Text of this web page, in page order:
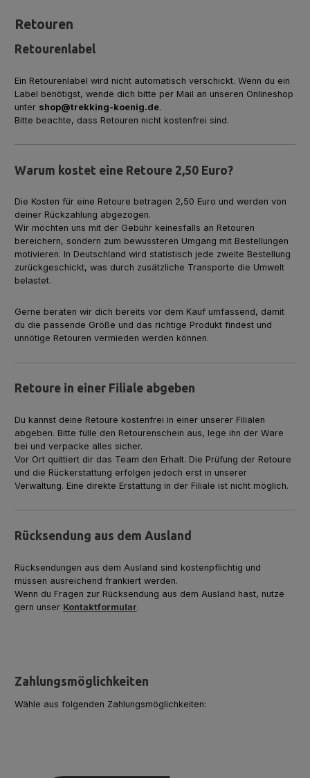
Retouren
Retourenlabel
Ein Retourenlabel wird nicht automatisch verschickt. Wenn du ein
Label benötigst, wende dich bitte per Mail an unseren Onlineshop
unter shop@trekking-koenig.de.
Bitte beachte, dass Retouren nicht kostenfrei sind.
Warum kostet eine Retoure 2,50 Euro?
Die Kosten für eine Retoure betragen 2,50 Euro und werden von
deiner Rückzahlung abgezogen.
Wir möchten uns mit der Gebühr keinesfalls an Retouren
bereichern, sondern zum bewussteren Umgang mit Bestellungen
motivieren. In Deutschland wird statistisch jede zweite Bestellung
zurückgeschickt, was durch zusätzliche Transporte die Umwelt
belastet.
Gerne beraten wir dich bereits vor dem Kauf umfassend, damit
du die passende Größe und das richtige Produkt findest und
unnötige Retouren vermieden werden können.
Retoure in einer Filiale abgeben
Du kannst deine Retoure kostenfrei in einer unserer Filialen
abgeben. Bitte fülle den Retourenschein aus, lege ihn der Ware
bei und verpacke alles sicher.
Vor Ort quittiert dir das Team den Erhalt. Die Prüfung der Retoure
und die Rückerstattung erfolgen jedoch erst in unserer
Verwaltung. Eine direkte Erstattung in der Filiale ist nicht möglich.
Rücksendung aus dem Ausland
Rücksendungen aus dem Ausland sind kostenpflichtig und
müssen ausreichend frankiert werden.
Wenn du Fragen zur Rücksendung aus dem Ausland hast, nutze
gern unser Kontaktformular.
Zahlungsmöglichkeiten
Wähle aus folgenden Zahlungsmöglichkeiten: